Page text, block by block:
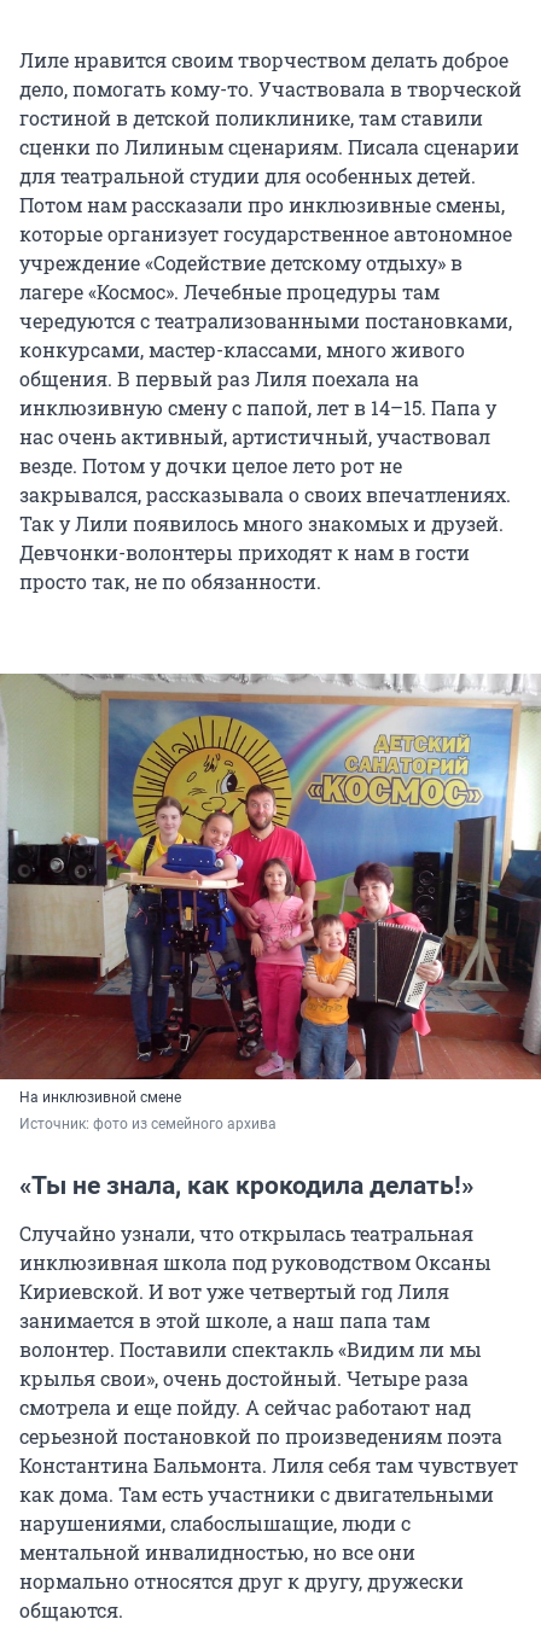
Лиле нравится своим творчеством делать доброе
дело, помогать кому-то. Участвовала в творческой
гостиной в детской поликлинике, там ставили
сценки по Лилиным сценариям. Писала сценарии
для театральной студии для особенных детей.
Потом нам рассказали про инклюзивные смены,
которые организует государственное автономное
учреждение «Содействие детскому отдыху» в
лагере «Космос». Лечебные процедуры там
чередуются с театрализованными постановками,
конкурсами, мастер-классами, много живого
общения. В первый раз Лиля поехала на
инклюзивную смену с папой, лет в 14–15. Папа у
нас очень активный, артистичный, участвовал
везде. Потом у дочки целое лето рот не
закрывался, рассказывала о своих впечатлениях.
Так у Лили появилось много знакомых и друзей.
Девчонки-волонтеры приходят к нам в гости
просто так, не по обязанности.
На инклюзивной смене
Источник: фото из семейного архива
«Ты не знала, как крокодила делать!»
Случайно узнали, что открылась театральная
инклюзивная школа под руководством Оксаны
Кириевской. И вот уже четвертый год Лиля
занимается в этой школе, а наш папа там
волонтер. Поставили спектакль «Видим ли мы
крылья свои», очень достойный. Четыре раза
смотрела и еще пойду. А сейчас работают над
серьезной постановкой по произведениям поэта
Константина Бальмонта. Лиля себя там чувствует
как дома. Там есть участники с двигательными
нарушениями, слабослышащие, люди с
ментальной инвалидностью, но все они
нормально относятся друг к другу, дружески
общаются.